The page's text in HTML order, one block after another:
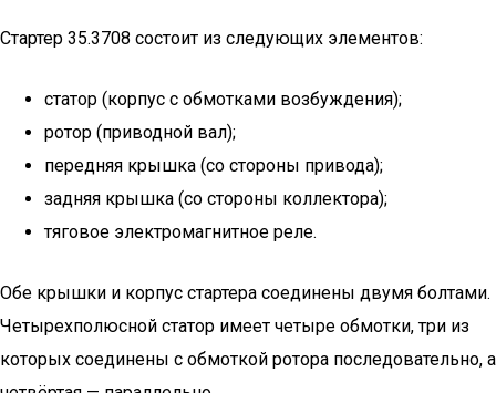
Стартер 35.3708 состоит из следующих элементов:
статор (корпус с обмотками возбуждения);
ротор (приводной вал);
передняя крышка (со стороны привода);
задняя крышка (со стороны коллектора);
тяговое электромагнитное реле.
Обе крышки и корпус стартера соединены двумя болтами.
Четырехполюсной статор имеет четыре обмотки, три из
которых соединены с обмоткой ротора последовательно, а